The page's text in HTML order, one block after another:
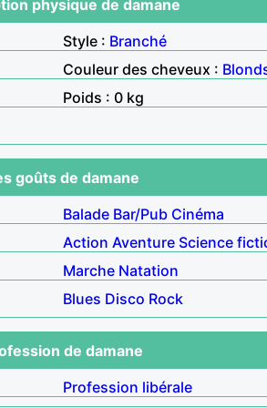
physique de damane
Style : Branché
Couleur des cheveux :
Poids : 0 kg
goûts de damane
Balade Bar/Pub Cinéma
Action Aventure Science
Marche Natation
Blues Disco Rock
de damane
Profession libérale